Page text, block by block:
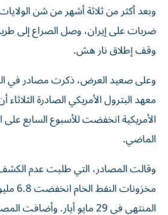
وبعد أكثر من ثلاثة أشهر من شن
ضربات على إيران، وصل الصراع ‌إلى
وقف إطلاق ⁠نار هش.
وعلى صعيد العرض، ذكرت مصادر في
معهد البترول الأمريكي الصادرة
الأمريكية انخفضت للأسبوع السابع على
الماضي.
وقالت المصادر، ​التي طلبت عدم
المنتهي ‌في ‌29 مايو أيار.